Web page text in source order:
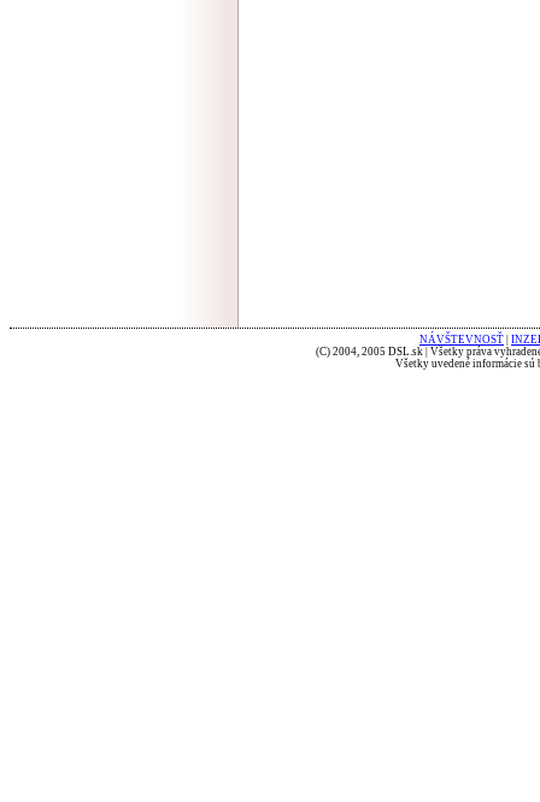
NÁVŠTEVNOSŤ
(C) 2004, 2005 DSL.sk | Všetky práva
Všetky uvedené informácie sú